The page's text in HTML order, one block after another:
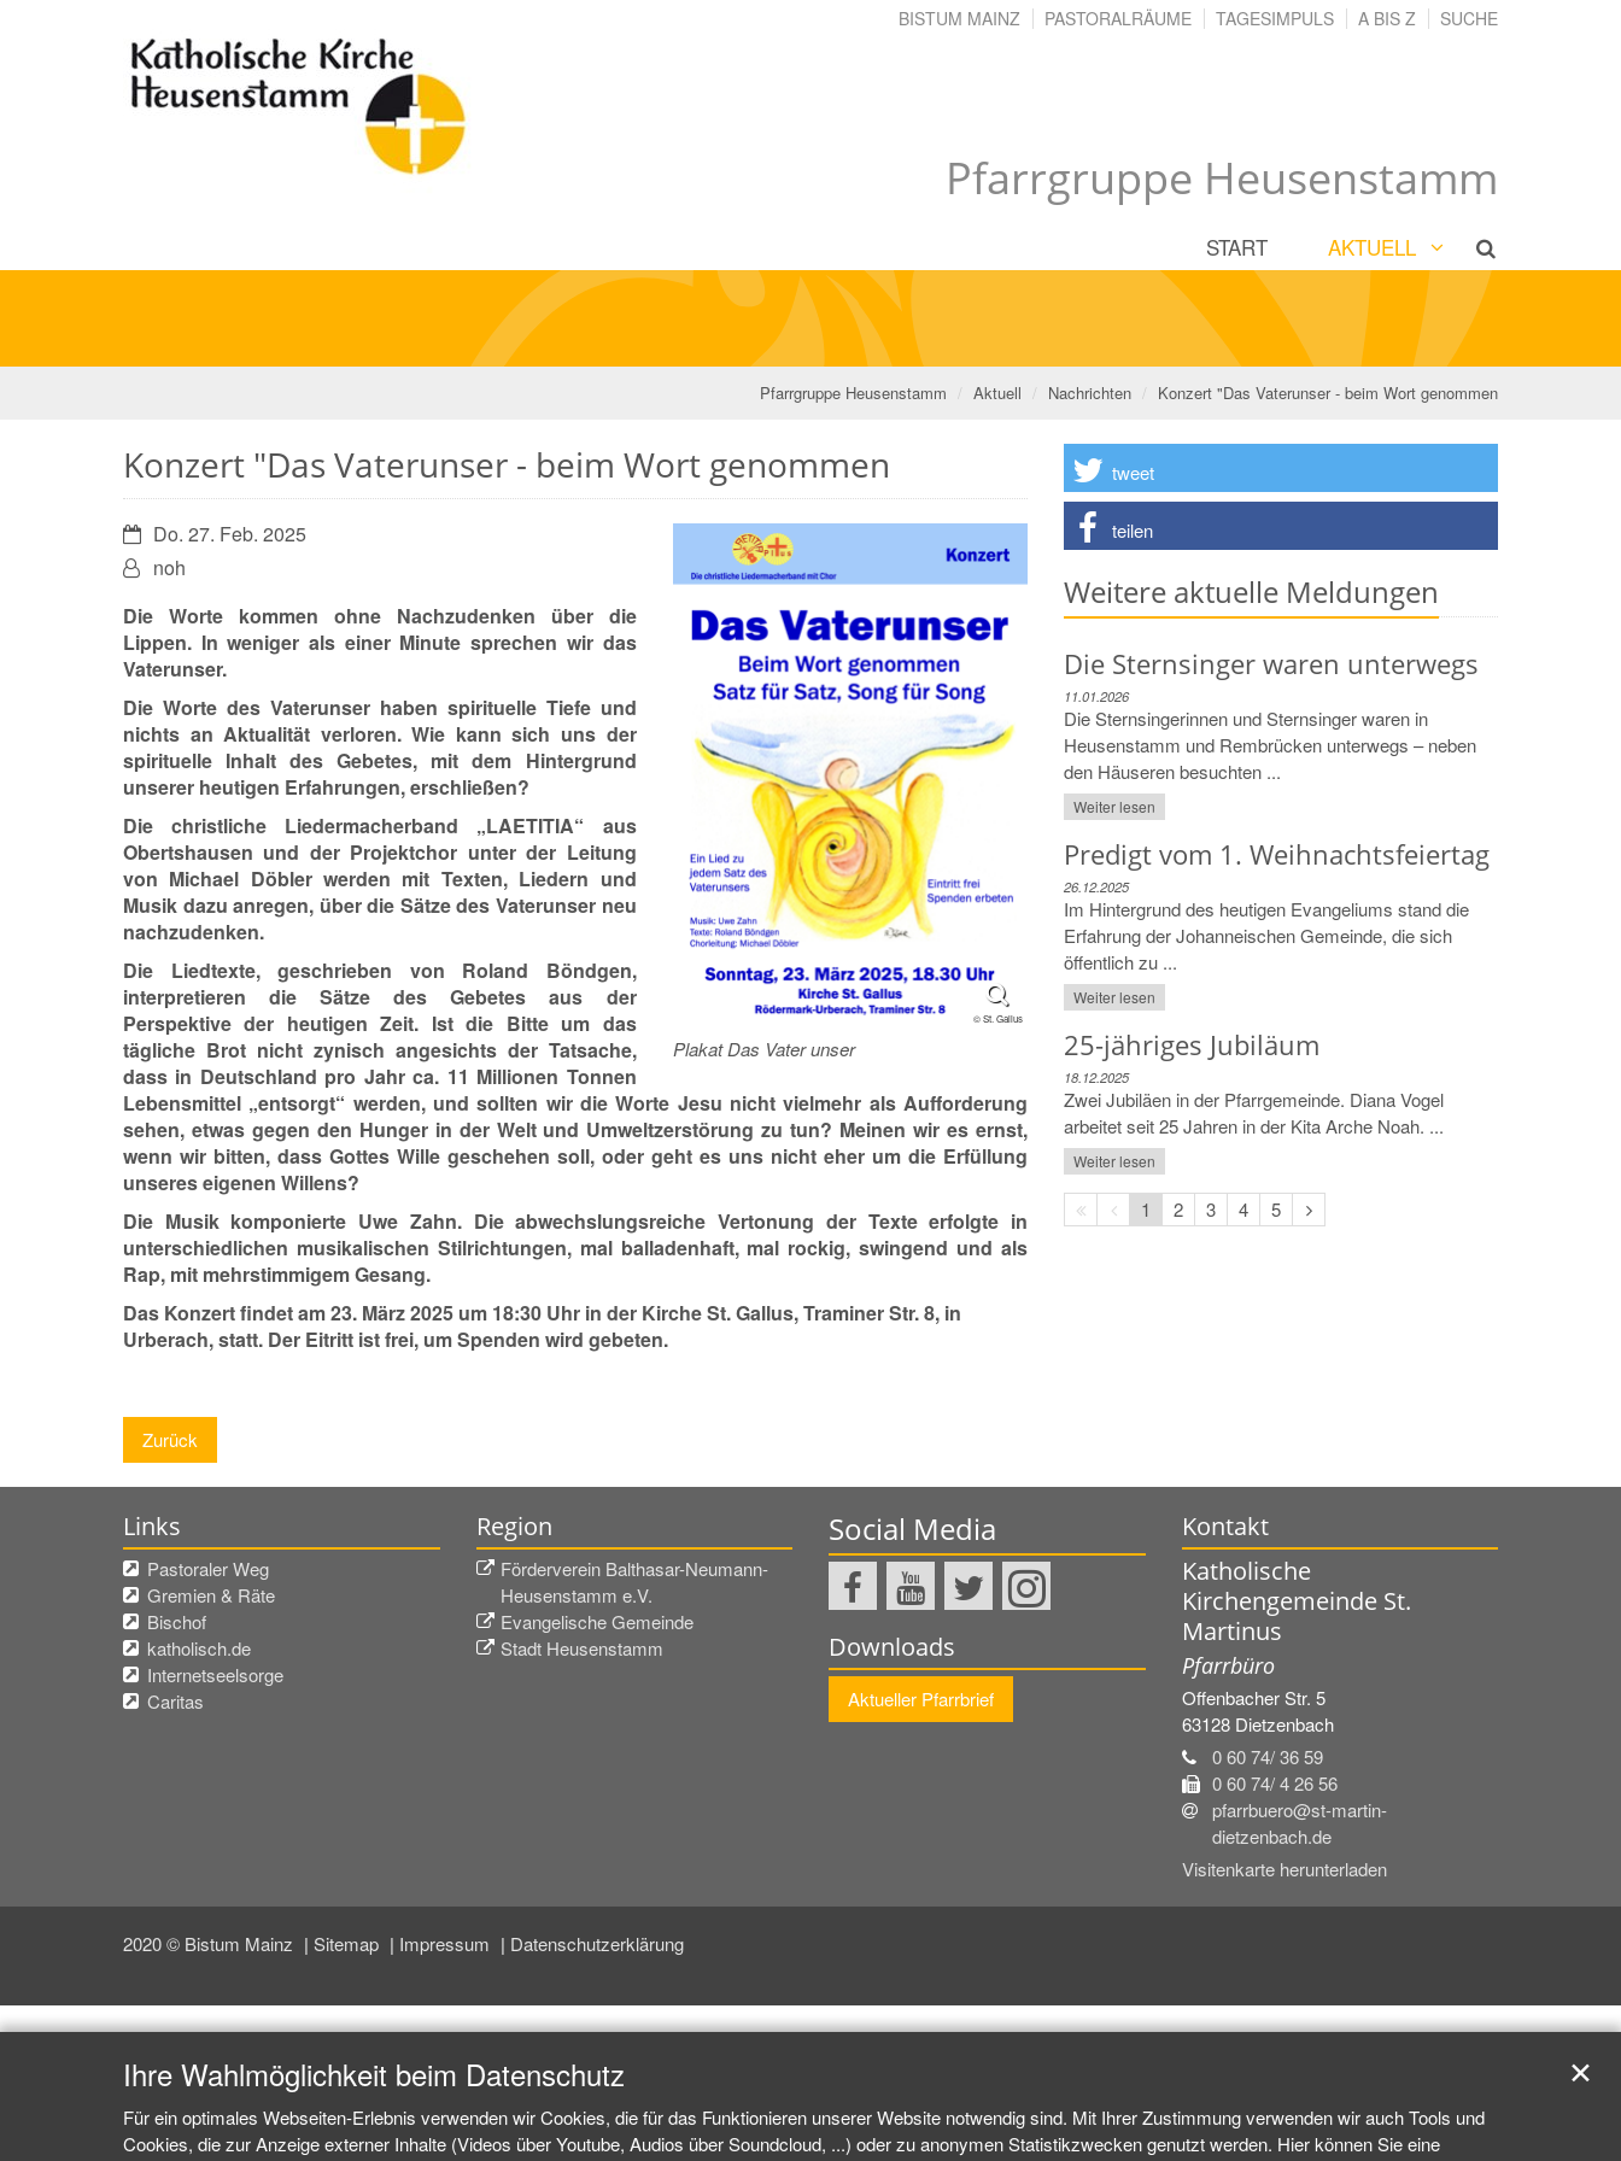
Pfarrgruppe Heusenstamm
BISTUM MAINZ PASTORALRÄUME TAGESIMPULS A BIS Z SUCHE
START AKTUELL
Pfarrgruppe Heusenstamm Aktuell Nachrichten Konzert "Das Vaterunser - beim Wort genommen
Konzert "Das Vaterunser - beim Wort genommen
© St. Gallus
Plakat Das Vater unser
Datum:Do. 27. Feb. 2025
Von:noh
Die Worte kommen ohne Nachzudenken über die
Lippen. In weniger als einer Minute sprechen wir das
Vaterunser.
Die Worte des Vaterunser haben spirituelle Tiefe und
nichts an Aktualität verloren. Wie kann sich uns der
spirituelle Inhalt des Gebetes, mit dem Hintergrund
unserer heutigen Erfahrungen, erschließen?
Die christliche Liedermacherband „LAETITIA“ aus
Obertshausen und der Projektchor unter der Leitung
von Michael Döbler werden mit Texten, Liedern und
Musik dazu anregen, über die Sätze des Vaterunser neu
nachzudenken.
Die Liedtexte, geschrieben von Roland Böndgen,
interpretieren die Sätze des Gebetes aus der
Perspektive der heutigen Zeit. Ist die Bitte um das
tägliche Brot nicht zynisch angesichts der Tatsache,
dass in Deutschland pro Jahr ca. 11 Millionen Tonnen
Lebensmittel „entsorgt“ werden, und sollten wir die Worte Jesu nicht vielmehr als Aufforderung
sehen, etwas gegen den Hunger in der Welt und Umweltzerstörung zu tun? Meinen wir es ernst,
wenn wir bitten, dass Gottes Wille geschehen soll, oder geht es uns nicht eher um die Erfüllung
unseres eigenen Willens?
Die Musik komponierte Uwe Zahn. Die abwechslungsreiche Vertonung der Texte erfolgte in
unterschiedlichen musikalischen Stilrichtungen, mal balladenhaft, mal rockig, swingend und als
Rap, mit mehrstimmigem Gesang.
Das Konzert findet am 23. März 2025 um 18:30 Uhr in der Kirche St. Gallus, Traminer Str. 8, in
Urberach, statt. Der Eitritt ist frei, um Spenden wird gebeten.
Zurück
tweet
teilen
Weitere aktuelle Meldungen
Die Sternsinger waren unterwegs
11.01.2026
Die Sternsingerinnen und Sternsinger waren in
Heusenstamm und Rembrücken unterwegs – neben
den Häuseren besuchten ...
Weiter lesen
Predigt vom 1. Weihnachtsfeiertag
26.12.2025
Im Hintergrund des heutigen Evangeliums stand die
Erfahrung der Johanneischen Gemeinde, die sich
öffentlich zu ...
Weiter lesen
25-jähriges Jubiläum
18.12.2025
Zwei Jubiläen in der Pfarrgemeinde. Diana Vogel
arbeitet seit 25 Jahren in der Kita Arche Noah. ...
Weiter lesen
Erste
Seite
Vorherige
Seite
1 2 3 4 5
Nächste
Seite
Links
Pastoraler Weg
Gremien & Räte
Bischof
katholisch.de
Internetseelsorge
Caritas
Region
Förderverein Balthasar-Neumann-
Heusenstamm e.V.
Evangelische Gemeinde
Stadt Heusenstamm
Social Media
Downloads
Aktueller Pfarrbrief
Kontakt
Katholische
Kirchengemeinde St.
Martinus
Pfarrbüro
Offenbacher Str. 5
63128 Dietzenbach
0 60 74/ 36 59
0 60 74/ 4 26 56
pfarrbuero@st-martin-
dietzenbach.de
Visitenkarte herunterladen
2020 © Bistum Mainz Sitemap Impressum Datenschutzerklärung
Ihre Wahlmöglichkeit beim Datenschutz
Für ein optimales Webseiten-Erlebnis verwenden wir Cookies, die für das Funktionieren unserer Website notwendig sind. Mit Ihrer Zustimmung verwenden wir auch Tools und
Cookies, die zur Anzeige externer Inhalte (Videos über Youtube, Audios über Soundcloud, ...) oder zu anonymen Statistikzwecken genutzt werden. Hier können Sie eine
✕